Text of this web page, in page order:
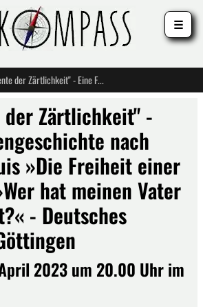
"Fragmente der Zärtlichkeit" - Eine Familiengeschichte nach Édouard Louis »Die Freiheit einer Frau« und »Wer hat meinen Vater umgebracht?« - Deutsches Theater in Göttingen
der Zärtlichkeit" -
nach
»Die Freiheit einer
hat meinen Vater
- Deutsches
2023 um 20.00 Uhr im
☰